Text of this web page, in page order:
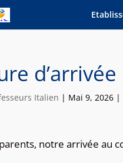
d’arrivée
Italien | Mai 9, 2026|
notre arrivée au